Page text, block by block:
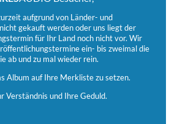
aufgrund von Länder- und
gekauft werden oder uns liegt der
für Ihr Land noch nicht vor. Wir
ein- bis zweimal die
ab und zu mal wieder rein.
Album auf Ihre Merkliste zu setzen.
Verständnis und Ihre Geduld.